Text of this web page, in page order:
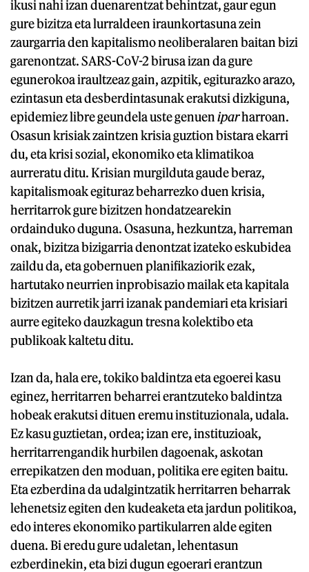
ikusi nahi izan duenarentzat behintzat, gaur egun
gure bizitza eta lurraldeen iraunkortasuna zein
zaurgarria den kapitalismo neoliberalaren baitan bizi
garenontzat. SARS-CoV-2 birusa izan da gure
egunerokoa iraultzeaz gain, azpitik, egiturazko arazo,
ezintasun eta desberdintasunak erakutsi dizkiguna,
epidemiez libre geundela uste genueniparharroan.
Osasun krisiak zaintzen krisia guztion bistara ekarri
du, eta krisi sozial, ekonomiko eta klimatikoa
aurreratu ditu. Krisian murgilduta gaude beraz,
kapitalismoak egituraz beharrezko duen krisia,
herritarrok gure bizitzen hondatzearekin
ordainduko duguna. Osasuna, hezkuntza, harreman
onak, bizitza bizigarria denontzat izateko eskubidea
zaildu da, eta gobernuen planifikaziorik ezak,
hartutako neurrien inprobisazio mailak eta kapitala
bizitzen aurretik jarri izanak pandemiari eta krisiari
aurre egiteko dauzkagun tresna kolektibo eta
publikoak kaltetu ditu.
Izan da, hala ere, tokiko baldintza eta egoerei kasu
eginez, herritarren beharrei erantzuteko baldintza
hobeak erakutsi dituen eremu instituzionala, udala.
Ez kasu guztietan, ordea; izan ere, instituzioak,
herritarrengandik hurbilen dagoenak, askotan
errepikatzen den moduan, politika ere egiten baitu.
Eta ezberdina da udalgintzatik herritarren beharrak
lehenetsiz egiten den kudeaketa eta jardun politikoa,
edo interes ekonomiko partikularren alde egiten
duena. Bi eredu gure udaletan, lehentasun
ezberdinekin, eta bizi dugun egoerari erantzun